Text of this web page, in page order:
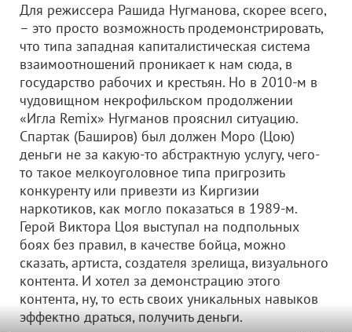
Для режиссера Рашида Нугманова, скорее всего,
– это просто возможность продемонстрировать,
что типа западная капиталистическая система
взаимоотношений проникает к нам сюда, в
государство рабочих и крестьян. Но в 2010-м в
чудовищном некрофильском продолжении
«Игла Remix» Нугманов прояснил ситуацию.
Спартак (Баширов) был должен Моро (Цою)
деньги не за какую-то абстрактную услугу, чего-
то такое мелкоуголовное типа пригрозить
конкуренту или привезти из Киргизии
наркотиков, как могло показаться в 1989-м.
Герой Виктора Цоя выступал на подпольных
боях без правил, в качестве бойца, можно
сказать, артиста, создателя зрелища, визуального
контента. И хотел за демонстрацию этого
контента, ну, то есть своих уникальных навыков
эффектно драться, получить деньги.